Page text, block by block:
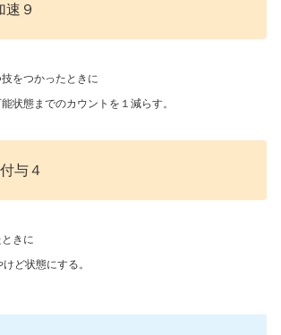
速９
をつかったときに
状態までのカウントを１減らす。
与４
きに
ど状態にする。